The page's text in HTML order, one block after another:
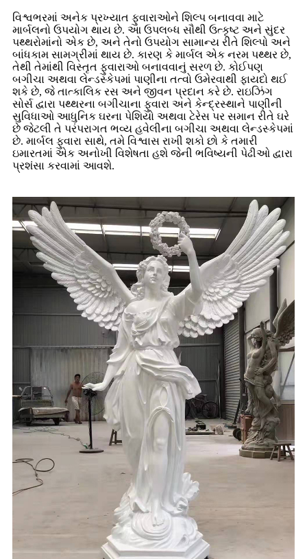
વિશ્વભરમાં અનેક પ્રખ્યાત ફુવારાઓને શિલ્પ બનાવવા માટે
માર્બલનો ઉપયોગ થાય છે. આ ઉપલબ્ધ સૌથી ઉત્કૃષ્ટ અને સુંદર
પથ્થરોમાંનો એક છે, અને તેનો ઉપયોગ સામાન્ય રીતે શિલ્પો અને
બાંધકામ સામગ્રીમાં થાય છે. કારણ કે માર્બલ એક નરમ પથ્થર છે,
તેથી તેમાંથી વિસ્તૃત ફુવારાઓ બનાવવાનું સરળ છે. કોઈપણ
બગીચા અથવા લેન્ડસ્કેપમાં પાણીના તત્વો ઉમેરવાથી ફાયદો થઈ
શકે છે, જે તાત્કાલિક રસ અને જીવન પ્રદાન કરે છે. રાઇઝિંગ
સોર્સ દ્વારા પથ્થરના બગીચાના ફુવારા અને કેન્દ્રસ્થાને પાણીની
સુવિધાઓ આધુનિક ઘરના પેશિયો અથવા ટેરેસ પર સમાન રીતે ઘરે
છે જેટલી તે પરંપરાગત ભવ્ય હવેલીના બગીચા અથવા લેન્ડસ્કેપમાં
છે. માર્બલ ફુવારા સાથે, તમે વિશ્વાસ રાખી શકો છો કે તમારી
ઇમારતમાં એક અનોખી વિશેષતા હશે જેની ભવિષ્યની પેઢીઓ દ્વારા
પ્રશંસા કરવામાં આવશે.